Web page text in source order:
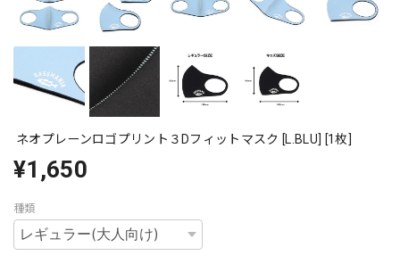
ネオプレーンロゴプリント３Dフィットマスク [L.BLU] [1枚]
¥1,650
種類